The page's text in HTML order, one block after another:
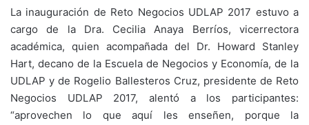
La inauguración de Reto Negocios UDLAP 2017 estuvo a
cargo de la Dra. Cecilia Anaya Berríos, vicerrectora
académica, quien acompañada del Dr. Howard Stanley
Hart, decano de la Escuela de Negocios y Economía, de la
UDLAP y de Rogelio Ballesteros Cruz, presidente de Reto
Negocios UDLAP 2017, alentó a los participantes:
“aprovechen lo que aquí les enseñen, porque la